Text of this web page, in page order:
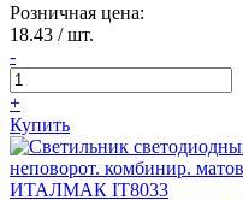
Розничная цена:
18.43 / шт.
-
+
Купить